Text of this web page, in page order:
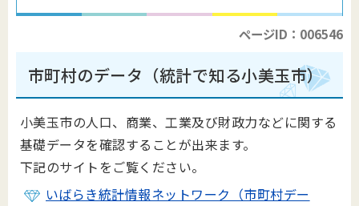
ページID：006546
市町村のデータ（統計で知る小美玉市）
小美玉市の人口、商業、工業及び財政力などに関する
基礎データを確認することが出来ます。
下記のサイトをご覧ください。
いばらき統計情報ネットワーク（市町村デー